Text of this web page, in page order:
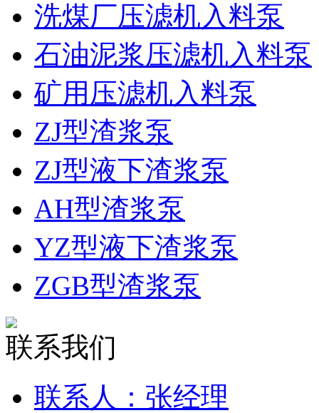
洗煤厂压滤机入料泵
石油泥浆压滤机入料泵
矿用压滤机入料泵
ZJ型渣浆泵
ZJ型液下渣浆泵
AH型渣浆泵
YZ型液下渣浆泵
ZGB型渣浆泵
联系我们
联系人：张经理